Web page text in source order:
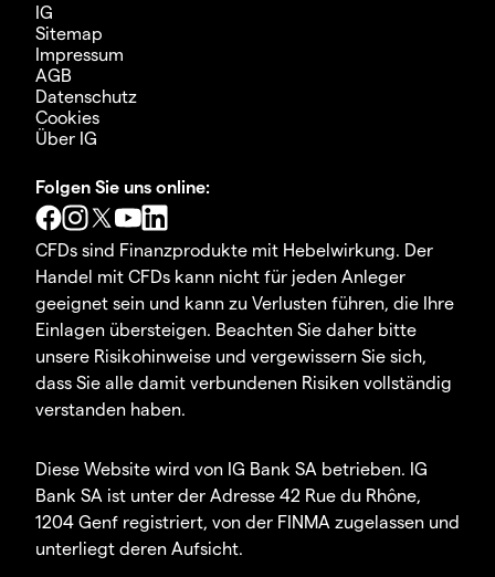
IG
Sitemap
Impressum
AGB
Datenschutz
Cookies
Über IG
Folgen Sie uns online:
CFDs sind Finanzprodukte mit Hebelwirkung. Der
Handel mit CFDs kann nicht für jeden Anleger
geeignet sein und kann zu Verlusten führen, die Ihre
Einlagen übersteigen. Beachten Sie daher bitte
unsere Risikohinweise und vergewissern Sie sich,
dass Sie alle damit verbundenen Risiken vollständig
verstanden haben.
Diese Website wird von IG Bank SA betrieben. IG
Bank SA ist unter der Adresse 42 Rue du Rhône,
1204 Genf registriert, von der FINMA zugelassen und
unterliegt deren Aufsicht.